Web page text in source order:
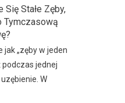
Się Stałe Zęby,
Tymczasową
jak „zęby w jeden
jednej
W